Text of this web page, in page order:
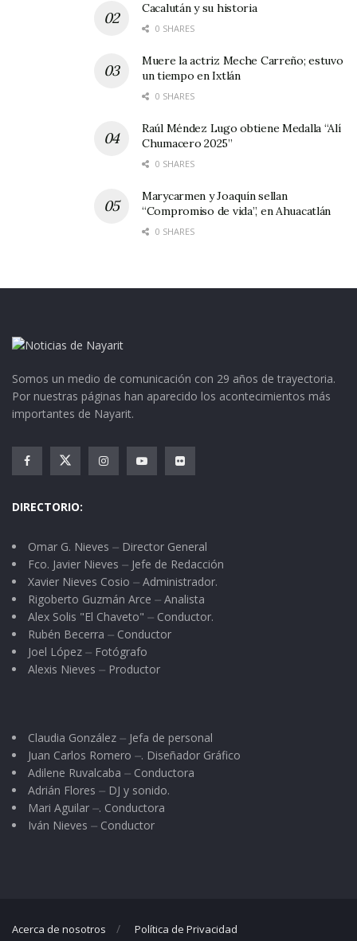
Cacalután y su historia
0 SHARES
Muere la actriz Meche Carreño; estuvo
un tiempo en Ixtlán
0 SHARES
Raúl Méndez Lugo obtiene Medalla “Alí
Chumacero 2025”
0 SHARES
Marycarmen y Joaquín sellan
“Compromiso de vida”, en Ahuacatlán
0 SHARES
Somos un medio de comunicación con 29 años de trayectoria.
Por nuestras páginas han aparecido los acontecimientos más
importantes de Nayarit.
DIRECTORIO:
Omar G. Nieves ⏤ Director General
Fco. Javier Nieves ⏤ Jefe de Redacción
Xavier Nieves Cosio ⏤ Administrador.
Rigoberto Guzmán Arce ⏤ Analista
Alex Solis "El Chaveto" ⏤ Conductor.
Rubén Becerra ⏤ Conductor
Joel López ⏤ Fotógrafo
Alexis Nieves ⏤ Productor
Claudia González ⏤ Jefa de personal
Juan Carlos Romero ⏤. Diseñador Gráfico
Adilene Ruvalcaba ⏤ Conductora
Adrián Flores ⏤ DJ y sonido.
Mari Aguilar ⏤. Conductora
Iván Nieves ⏤ Conductor
Acerca de nosotros Política de Privacidad